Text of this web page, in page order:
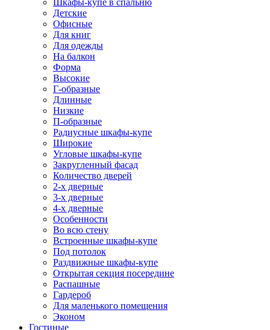
Шкафы-купе в спальню
Детские
Офисные
Для книг
Для одежды
На балкон
Форма
Высокие
Г-образные
Длинные
Низкие
П-образные
Радиусные шкафы-купе
Широкие
Угловые шкафы-купе
Закругленный фасад
Количество дверей
2-х дверные
3-х дверные
4-х дверные
Особенности
Во всю стену
Встроенные шкафы-купе
Под потолок
Раздвижные шкафы-купе
Открытая секция посередине
Распашные
Гардероб
Для маленького помещения
Эконом
Гостиные